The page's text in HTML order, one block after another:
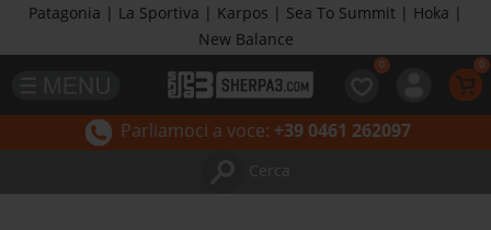
Patagonia | La Sportiva | Karpos | Sea To Summit | Hoka |
New Balance
Parliamoci a voce: +39 0461 262097
Cerca